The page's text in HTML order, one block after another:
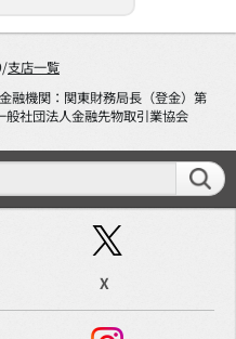
支店一覧
一般社団法人金融先物取引業協会
X